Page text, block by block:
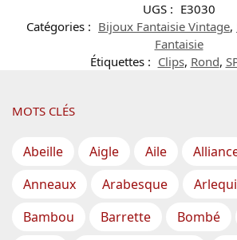
UGS : E3030
Catégories : Bijoux Fantaisie Vintage,
Fantaisie
Étiquettes : Clips, Rond,
MOTS CLÉS
Abeille Aigle Aile
Anneaux
Arabesque
Bambou
Barrette Bombé